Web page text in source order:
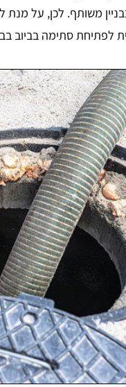
משותף. לכן, על
לפתיחת סתימה בביוב